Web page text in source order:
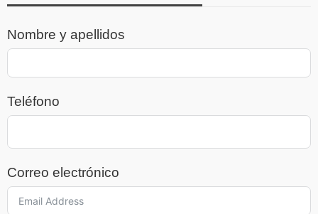
Nombre y apellidos
Teléfono
Correo electrónico